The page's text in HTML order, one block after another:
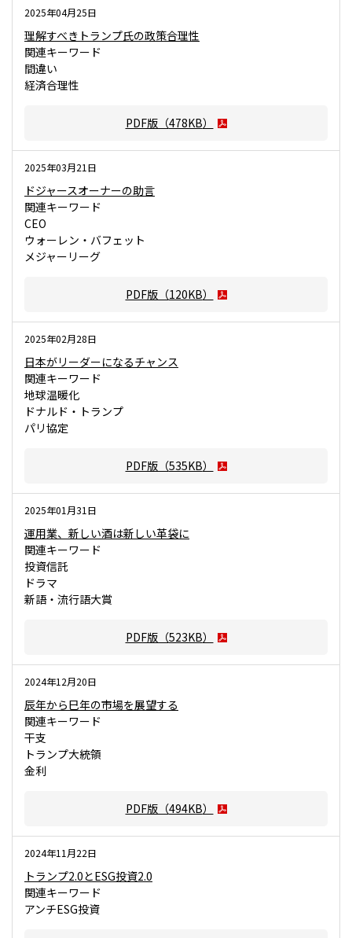
2025年04月25日
理解すべきトランプ氏の政策合理性
関連キーワード
間違い
経済合理性
PDF版（478KB）
2025年03月21日
ドジャースオーナーの助言
関連キーワード
CEO
ウォーレン・バフェット
メジャーリーグ
PDF版（120KB）
2025年02月28日
日本がリーダーになるチャンス
関連キーワード
地球温暖化
ドナルド・トランプ
パリ協定
PDF版（535KB）
2025年01月31日
運用業、新しい酒は新しい革袋に
関連キーワード
投資信託
ドラマ
新語・流行語大賞
PDF版（523KB）
2024年12月20日
辰年から巳年の市場を展望する
関連キーワード
干支
トランプ大統領
金利
PDF版（494KB）
2024年11月22日
トランプ2.0とESG投資2.0
関連キーワード
アンチESG投資